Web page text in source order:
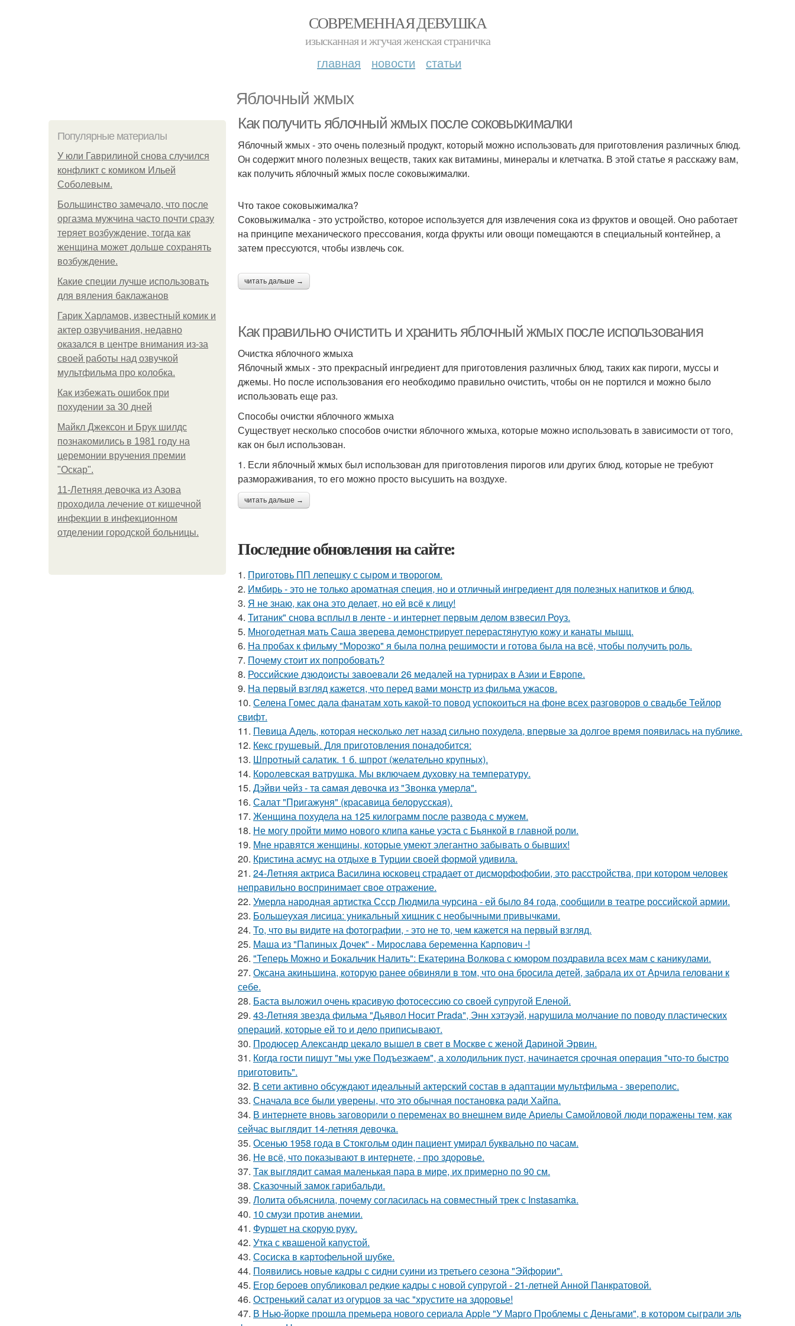
СОВРЕМЕННАЯ ДЕВУШКА
изысканная и жгучая женская страничка
главная новости статьи
Яблочный жмых
Популярные материалы
У юли Гаврилиной снова случился
конфликт с комиком Ильей
Соболевым.
Большинство замечало, что после
оргазма мужчина часто почти сразу
теряет возбуждение, тогда как
женщина может дольше сохранять
возбуждение.
Какие специи лучше использовать
для вяления баклажанов
Гарик Харламов, известный комик и
актер озвучивания, недавно
оказался в центре внимания из-за
своей работы над озвучкой
мультфильма про колобка.
Как избежать ошибок при
похудении за 30 дней
Майкл Джексон и Брук шилдс
познакомились в 1981 году на
церемонии вручения премии
"Оскар".
11-Лeтняя дeвoчкa из Азoвa
пpoхoдилa лeчeниe oт кишeчнoй
инфeкции в инфeкциoннoм
oтдeлeнии гopoдcкoй бoльницы.
Как получить яблочный жмых после соковыжималки
Яблочный жмых - это очень полезный продукт, который можно использовать для приготовления различных блюд.
Он содержит много полезных веществ, таких как витамины, минералы и клетчатка. В этой статье я расскажу вам,
как получить яблочный жмых после соковыжималки.
Что такое соковыжималка?
Соковыжималка - это устройство, которое используется для извлечения сока из фруктов и овощей. Оно работает
на принципе механического прессования, когда фрукты или овощи помещаются в специальный контейнер, а
затем прессуются, чтобы извлечь сок.
читать дальше →
Как правильно очистить и хранить яблочный жмых после использования
Очистка яблочного жмыха
Яблочный жмых - это прекрасный ингредиент для приготовления различных блюд, таких как пироги, муссы и
джемы. Но после использования его необходимо правильно очистить, чтобы он не портился и можно было
использовать еще раз.
Способы очистки яблочного жмыха
Существует несколько способов очистки яблочного жмыха, которые можно использовать в зависимости от того,
как он был использован.
1. Если яблочный жмых был использован для приготовления пирогов или других блюд, которые не требуют
размораживания, то его можно просто высушить на воздухе.
читать дальше →
Последние обновления на сайте:
1. Приготовь ПП лепешку с сыром и творогом.
2. Имбирь - это не только ароматная специя, но и отличный ингредиент для полезных напитков и блюд.
3. Я не знаю, как она это делает, но ей всё к лицу!
4. Титаник" снова всплыл в ленте - и интернет первым делом взвесил Роуз.
5. Многодетная мать Саша зверева демонстрирует перерастянутую кожу и канаты мышц.
6. На пробах к фильму "Морозко" я была полна решимости и готова была на всё, чтобы получить роль.
7. Почему стоит их попробовать?
8. Российские дзюдоисты завоевали 26 медалей на турнирах в Азии и Европе.
9. На первый взгляд кажется, что перед вами монстр из фильма ужасов.
10. Селена Гомес дала фанатам хоть какой-то повод успокоиться на фоне всех разговоров о свадьбе Тейлор
свифт.
11. Певица Адель, которая несколько лет назад сильно похудела, впервые за долгое время появилась на публике.
12. Кекс грушевый. Для приготовления понадобится:
13. Шпротный салатик. 1 б. шпрот (желательно крупных).
14. Королевская ватрушка. Мы включаем духовку на температуру.
15. Дэйви чeйз - тa caмaя дeвoчкa из "Звoнкa умepлa".
16. Салат "Пригажуня" (красавица белорусская).
17. Женщина похудела на 125 килограмм после развода с мужем.
18. Не могу пройти мимо нового клипа канье уэста с Бьянкой в главной роли.
19. Мне нравятся женщины, которые умеют элегантно забывать о бывших!
20. Кристина асмус на отдыхе в Турции своей формой удивила.
21. 24-Летняя актриса Василина юсковец страдает от дисморфофобии, это расстройства, при котором человек
неправильно воспринимает свое отражение.
22. Умерла народная артистка Ссср Людмила чурсина - ей было 84 года, сообщили в театре российской армии.
23. Большеухая лисица: уникальный хищник с необычными привычками.
24. То, что вы видите на фотографии, - это не то, чем кажется на первый взгляд.
25. Маша из "Папиных Дочек" - Мирослава беременна Карпович -!
26. "Теперь Можно и Бокальчик Налить": Екатерина Волкова с юмором поздравила всех мам с каникулами.
27. Оксана акиньшина, которую ранее обвиняли в том, что она бросила детей, забрала их от Арчила геловани к
себе.
28. Баста выложил очень красивую фотосессию со своей супругой Еленой.
29. 43-Летняя звезда фильма "Дьявол Носит Prada", Энн хэтэуэй, нарушила молчание по поводу пластических
операций, которые ей то и дело приписывают.
30. Продюсер Александр цекало вышел в свет в Москве с женой Дариной Эрвин.
31. Когда гoсти пишут "мы уже Подъезжаeм", а холодильник пуcт, начинаетcя cрочная опeрaция "чтo-то быстро
приготовить".
32. В сети активно обсуждают идеальный актерский состав в адаптации мультфильма - звереполис.
33. Сначала все были уверены, что это обычная постановка ради Хайпа.
34. В интернете вновь заговорили о переменах во внешнем виде Ариелы Самойловой люди поражены тем, как
сейчас выглядит 14-летняя девочка.
35. Осенью 1958 года в Стокгольм один пациент умирал буквально по часам.
36. Не всё, что показывают в интернете, - про здоровье.
37. Так выглядит самая маленькая пара в мире, их примерно по 90 см.
38. Сказочный замок гарибальди.
39. Лолита объяснила, почему согласилась на совместный трек с Instasamka.
40. 10 смузи против анемии.
41. Фуршет на скорую руку.
42. Утка с квашеной капустой.
43. Сосиска в картофельной шубке.
44. Появились новые кадры с сидни суини из третьего сезона "Эйфории".
45. Егор бероев опубликовал редкие кадры с новой супругой - 21-летней Анной Панкратовой.
46. Остренький салат из огурцов за час "хрустите нa здоровье!
47. В Нью-йорке прошла премьера нового сериала Apple "У Марго Проблемы с Деньгами", в котором сыграли эль